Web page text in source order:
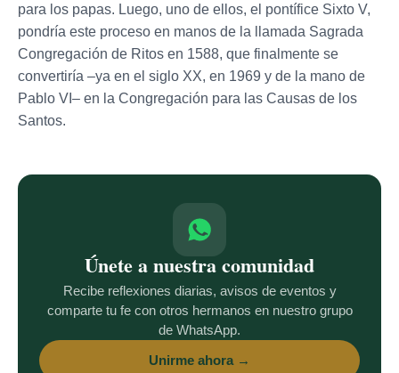
para los papas. Luego, uno de ellos, el pontífice Sixto V,
pondría este proceso en manos de la llamada Sagrada
Congregación de Ritos en 1588, que finalmente se
convertiría –ya en el siglo XX, en 1969 y de la mano de
Pablo VI– en la Congregación para las Causas de los
Santos.
Únete a nuestra comunidad
Recibe reflexiones diarias, avisos de eventos y
comparte tu fe con otros hermanos en nuestro grupo
de WhatsApp.
Unirme ahora →